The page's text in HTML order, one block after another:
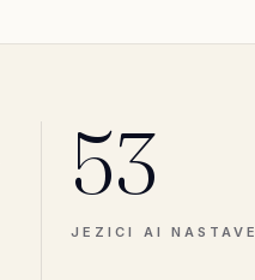
53
JEZICI AI NASTAVE